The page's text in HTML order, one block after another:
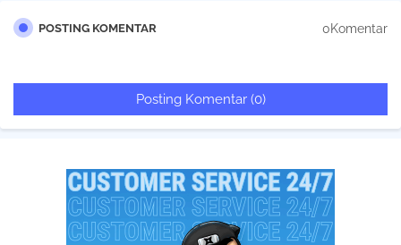
POSTING KOMENTAR 0Komentar
Posting Komentar (0)